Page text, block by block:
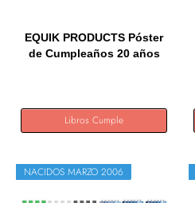
EQUIK PRODUCTS Póster
de Cumpleaños 20 años
Libros Cumple
NACIDOS MARZO 2006